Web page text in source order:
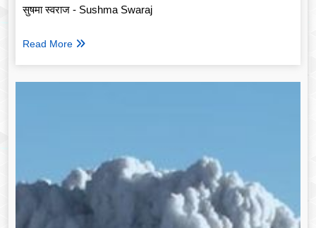
सुषमा स्वराज - Sushma Swaraj
Read More